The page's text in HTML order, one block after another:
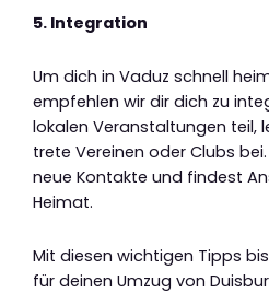
5. Integration
Um dich in Vaduz schnell
empfehlen wir dir dich zu
lokalen Veranstaltungen teil,
trete Vereinen oder Clubs
neue Kontakte und findest
Heimat.
Mit diesen wichtigen Tipps
für deinen Umzug von